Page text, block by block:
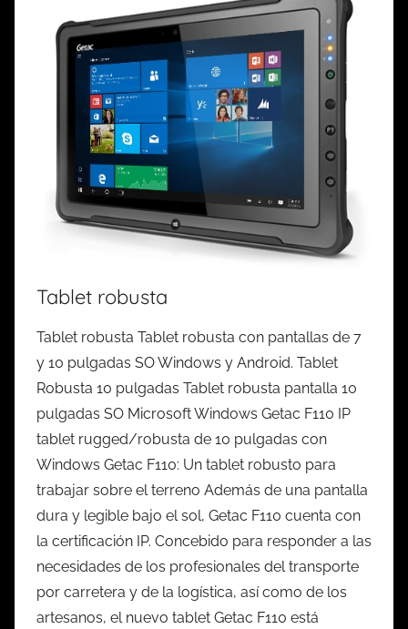
Tablet robusta
Tablet robusta Tablet robusta con pantallas de 7
y 10 pulgadas SO Windows y Android. Tablet
Robusta 10 pulgadas Tablet robusta pantalla 10
pulgadas SO Microsoft Windows Getac F110 IP
tablet rugged/robusta de 10 pulgadas con
Windows Getac F110: Un tablet robusto para
trabajar sobre el terreno Además de una pantalla
dura y legible bajo el sol, Getac F110 cuenta con
la certificación IP. Concebido para responder a las
necesidades de los profesionales del transporte
por carretera y de la logística, así como de los
artesanos, el nuevo tablet Getac F110 está